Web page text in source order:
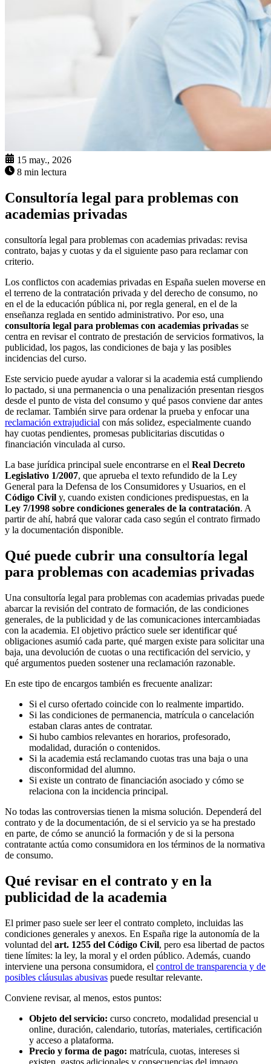
15 may., 2026
8 min lectura
Consultoría legal para problemas con
academias privadas
consultoría legal para problemas con academias privadas: revisa
contrato, bajas y cuotas y da el siguiente paso para reclamar con
criterio.
Los conflictos con academias privadas en España suelen moverse en
el terreno de la contratación privada y del derecho de consumo, no
en el de la educación pública ni, por regla general, en el de la
enseñanza reglada en sentido administrativo. Por eso, una
consultoría legal para problemas con academias privadas se
centra en revisar el contrato de prestación de servicios formativos, la
publicidad, los pagos, las condiciones de baja y las posibles
incidencias del curso.
Este servicio puede ayudar a valorar si la academia está cumpliendo
lo pactado, si una permanencia o una penalización presentan riesgos
desde el punto de vista del consumo y qué pasos conviene dar antes
de reclamar. También sirve para ordenar la prueba y enfocar una
reclamación extrajudicial con más solidez, especialmente cuando
hay cuotas pendientes, promesas publicitarias discutidas o
financiación vinculada al curso.
La base jurídica principal suele encontrarse en el Real Decreto
Legislativo 1/2007, que aprueba el texto refundido de la Ley
General para la Defensa de los Consumidores y Usuarios, en el
Código Civil y, cuando existen condiciones predispuestas, en la
Ley 7/1998 sobre condiciones generales de la contratación. A
partir de ahí, habrá que valorar cada caso según el contrato firmado
y la documentación disponible.
Qué puede cubrir una consultoría legal
para problemas con academias privadas
Una consultoría legal para problemas con academias privadas puede
abarcar la revisión del contrato de formación, de las condiciones
generales, de la publicidad y de las comunicaciones intercambiadas
con la academia. El objetivo práctico suele ser identificar qué
obligaciones asumió cada parte, qué margen existe para solicitar una
baja, una devolución de cuotas o una rectificación del servicio, y
qué argumentos pueden sostener una reclamación razonable.
En este tipo de encargos también es frecuente analizar:
Si el curso ofertado coincide con lo realmente impartido.
Si las condiciones de permanencia, matrícula o cancelación
estaban claras antes de contratar.
Si hubo cambios relevantes en horarios, profesorado,
modalidad, duración o contenidos.
Si la academia está reclamando cuotas tras una baja o una
disconformidad del alumno.
Si existe un contrato de financiación asociado y cómo se
relaciona con la incidencia principal.
No todas las controversias tienen la misma solución. Dependerá del
contrato y de la documentación, de si el servicio ya se ha prestado
en parte, de cómo se anunció la formación y de si la persona
contratante actúa como consumidora en los términos de la normativa
de consumo.
Qué revisar en el contrato y en la
publicidad de la academia
El primer paso suele ser leer el contrato completo, incluidas las
condiciones generales y anexos. En España rige la autonomía de la
voluntad del art. 1255 del Código Civil, pero esa libertad de pactos
tiene límites: la ley, la moral y el orden público. Además, cuando
interviene una persona consumidora, el control de transparencia y de
posibles cláusulas abusivas puede resultar relevante.
Conviene revisar, al menos, estos puntos:
Objeto del servicio: curso concreto, modalidad presencial u
online, duración, calendario, tutorías, materiales, certificación
y acceso a plataforma.
Precio y forma de pago: matrícula, cuotas, intereses si
existen, gastos adicionales y consecuencias del impago.